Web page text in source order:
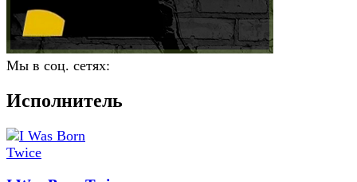
Мы в соц. сетях:
Исполнитель